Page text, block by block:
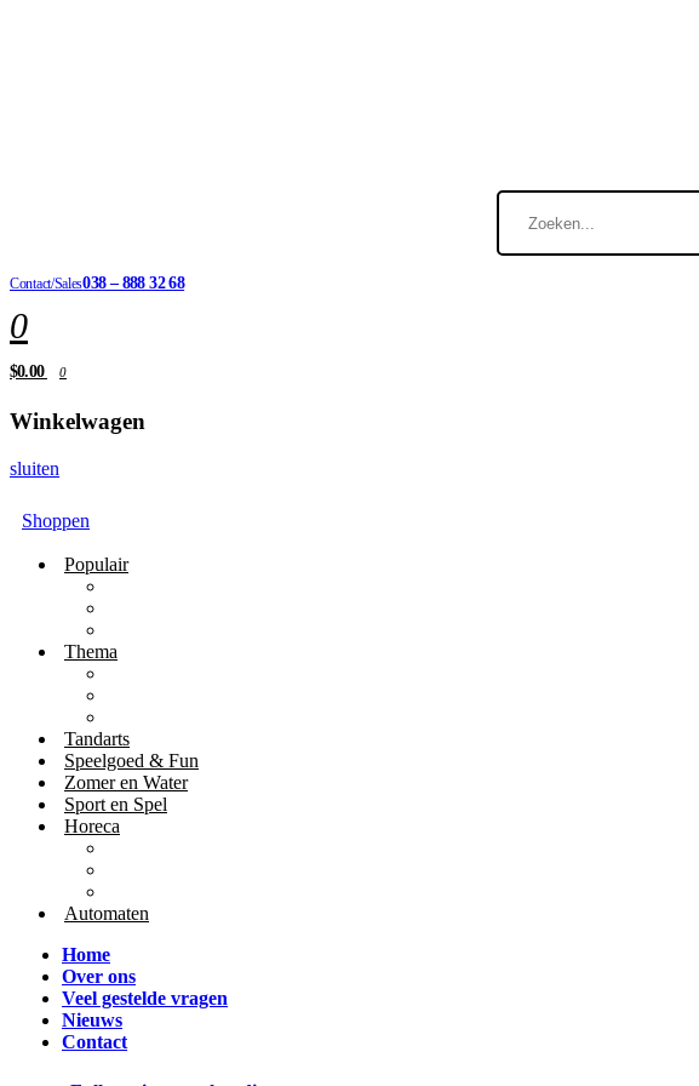
Contact/Sales038 – 888 32 68
0
$0.00 0
Winkelwagen
sluiten
Shoppen
Populair
Thema
Tandarts
Speelgoed & Fun
Zomer en Water
Sport en Spel
Horeca
Automaten
Home
Over ons
Veel gestelde vragen
Nieuws
Contact